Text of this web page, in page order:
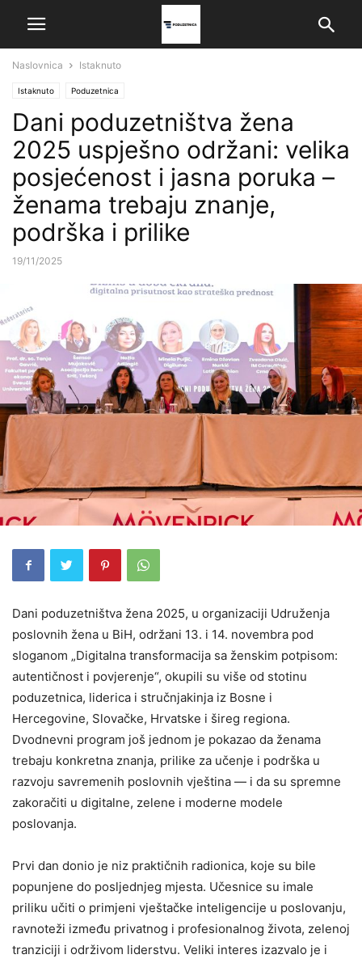
Naslovnica Istaknuto
Istaknuto Poduzetnica
Dani poduzetništva žena
2025 uspješno održani: velika
posjećenost i jasna poruka –
ženama trebaju znanje,
podrška i prilike
19/11/2025
Dani poduzetništva žena 2025, u organizaciji Udruženja
poslovnih žena u BiH, održani 13. i 14. novembra pod
sloganom „Digitalna transformacija sa ženskim potpisom:
autentičnost i povjerenje“, okupili su više od stotinu
poduzetnica, liderica i stručnjakinja iz Bosne i
Hercegovine, Slovačke, Hrvatske i šireg regiona.
Dvodnevni program još jednom je pokazao da ženama
trebaju konkretna znanja, prilike za učenje i podrška u
razvoju savremenih poslovnih vještina — i da su spremne
zakoračiti u digitalne, zelene i moderne modele
poslovanja.
Prvi dan donio je niz praktičnih radionica, koje su bile
popunjene do posljednjeg mjesta. Učesnice su imale
priliku učiti o primjeni vještačke inteligencije u poslovanju,
ravnoteži između privatnog i profesionalnog života, zelenoj
tranziciji i održivom liderstvu. Veliki interes izazvalo je i